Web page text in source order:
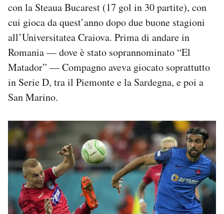
con la Steaua Bucarest (17 gol in 30 partite), con
cui gioca da quest’anno dopo due buone stagioni
all’Universitatea Craiova. Prima di andare in
Romania — dove è stato soprannominato “El
Matador” — Compagno aveva giocato soprattutto
in Serie D, tra il Piemonte e la Sardegna, e poi a
San Marino.